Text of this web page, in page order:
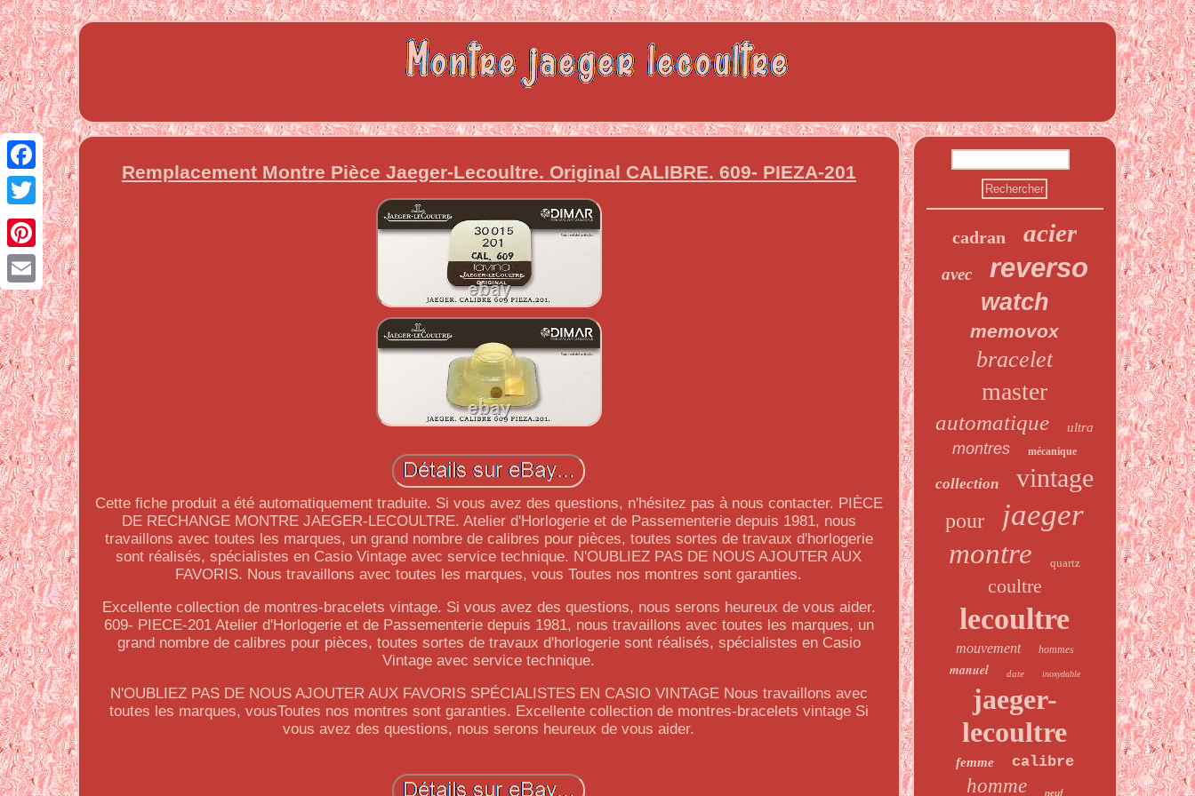
Facebook
Twitter
Pinterest
Email
Remplacement Montre Pièce Jaeger-Lecoultre. Original CALIBRE. 609- PIEZA-201
Cette fiche produit a été automatiquement traduite. Si vous avez des questions, n'hésitez pas à nous contacter. PIÈCE
DE RECHANGE MONTRE JAEGER-LECOULTRE. Atelier d'Horlogerie et de Passementerie depuis 1981, nous
travaillons avec toutes les marques, un grand nombre de calibres pour pièces, toutes sortes de travaux d'horlogerie
sont réalisés, spécialistes en Casio Vintage avec service technique. N'OUBLIEZ PAS DE NOUS AJOUTER AUX
FAVORIS. Nous travaillons avec toutes les marques, vous Toutes nos montres sont garanties.
Excellente collection de montres-bracelets vintage. Si vous avez des questions, nous serons heureux de vous aider.
609- PIECE-201 Atelier d'Horlogerie et de Passementerie depuis 1981, nous travaillons avec toutes les marques, un
grand nombre de calibres pour pièces, toutes sortes de travaux d'horlogerie sont réalisés, spécialistes en Casio
Vintage avec service technique.
N'OUBLIEZ PAS DE NOUS AJOUTER AUX FAVORIS SPÉCIALISTES EN CASIO VINTAGE Nous travaillons avec
toutes les marques, vousToutes nos montres sont garanties. Excellente collection de montres-bracelets vintage Si
vous avez des questions, nous serons heureux de vous aider.
cadran acier
avec reverso
watch
memovox
bracelet
master
automatique ultra
montres mécanique
collection vintage
pour jaeger
montre quartz
coultre
lecoultre
mouvement hommes
manuel date inoxydable
jaeger-
lecoultre
femme calibre
homme neuf